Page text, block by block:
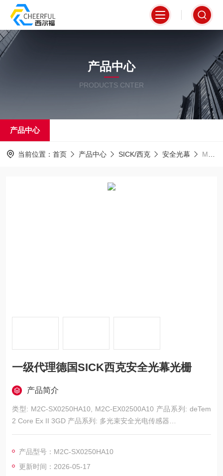
产品中心
PRODUCTS CNTER
产品中心
当前位置： 首页 产品中心 SICK/西克 安全光幕 M2C-SX0250HA10一级代理德国SICK西克安全光幕光栅
一级代理德国SICK西克安全光幕光栅
产品简介
类型: M2C-SX0250HA10, M2C-EX02500A10 产品系列: deTem
2 Core Ex II 3GD 产品系列: 多光束安全光电传感器
保护距离: 10 m ... 90 m
光束距离: 500 mm
类型: 类型 2
产品型号：M2C-SX0250HA10
更新时间：2026-05-17